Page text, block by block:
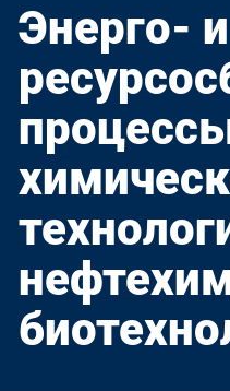
Энерго- и